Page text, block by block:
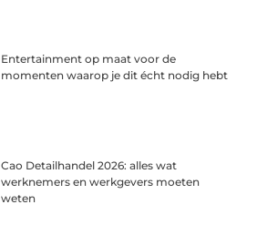
Entertainment op maat voor de
momenten waarop je dit écht nodig hebt
Cao Detailhandel 2026: alles wat
werknemers en werkgevers moeten
weten